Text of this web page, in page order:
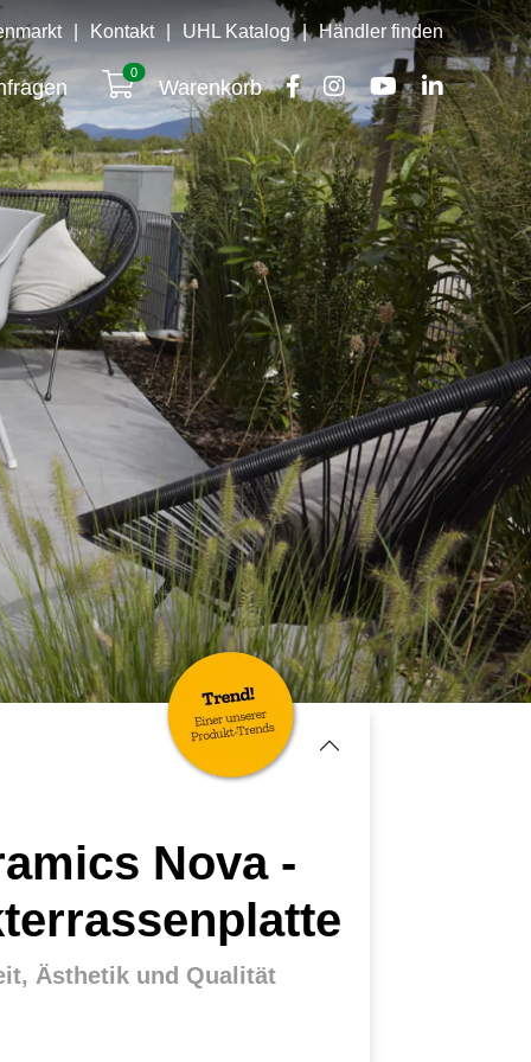
Kontakt UHL Katalog | Händler finden
0
Warenkorb
Nova -
Ästhetik und Qualität